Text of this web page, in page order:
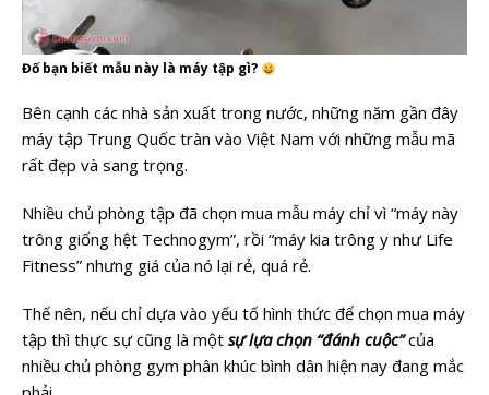
Đố bạn biết mẫu này là máy tập gì?
Bên cạnh các nhà sản xuất trong nước, những năm gần đây
máy tập Trung Quốc tràn vào Việt Nam với những mẫu mã
rất đẹp và sang trọng.
Nhiều chủ phòng tập đã chọn mua mẫu máy chỉ vì “máy này
trông giống hệt Technogym”, rồi “máy kia trông y như Life
Fitness” nhưng giá của nó lại rẻ, quá rẻ.
Thế nên, nếu chỉ dựa vào yếu tố hình thức để chọn mua máy
tập thì thực sự cũng là một sự lựa chọn “đánh cuộc”của
nhiều chủ phòng gym phân khúc bình dân hiện nay đang mắc